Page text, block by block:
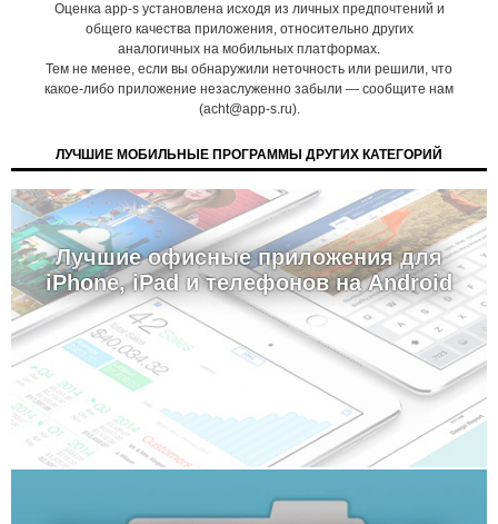
Оценка app-s установлена исходя из личных предпочтений и
общего качества приложения, относительно других
аналогичных на мобильных платформах.
Тем не менее, если вы обнаружили неточность или решили, что
какое-либо приложение незаслуженно забыли — сообщите нам
(acht@app-s.ru).
ЛУЧШИЕ МОБИЛЬНЫЕ ПРОГРАММЫ ДРУГИХ КАТЕГОРИЙ
Лучшие офисные приложения для
iPhone, iPad и телефонов на Android